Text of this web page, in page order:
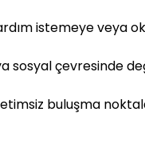
istemeye veya
sosyal çevresinde
buluşma